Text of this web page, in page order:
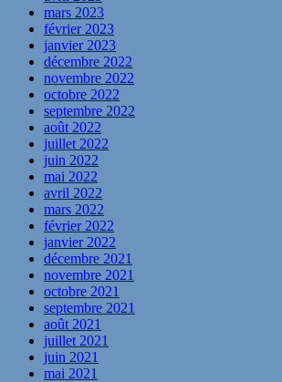
mars 2023
février 2023
janvier 2023
décembre 2022
novembre 2022
octobre 2022
septembre 2022
août 2022
juillet 2022
juin 2022
mai 2022
avril 2022
mars 2022
février 2022
janvier 2022
décembre 2021
novembre 2021
octobre 2021
septembre 2021
août 2021
juillet 2021
juin 2021
mai 2021